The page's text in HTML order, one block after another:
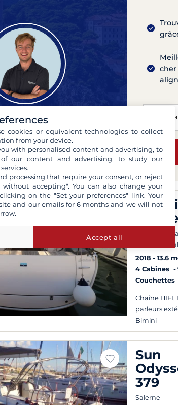
Franklin
de vos croisières
cher
(25 km de
2018
13.6
4 Cabines
Couchettes
Chaîne HIFI,
parleurs
Bimini
Sun
379
Salerne
cookies or equivalent technologies to collect
from your device.
with personalised content and advertising, to
our content and advertising, to study our
processing that require your consent, or reject
accepting". You can also change your
on the "Set your preferences" link. Your
and our emails for 6 months and we will not
Accept all